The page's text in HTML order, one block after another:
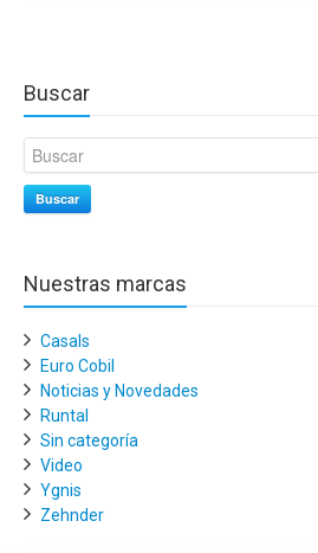
Buscar
Buscar
Nuestras marcas
Casals
Euro Cobil
Noticias y Novedades
Runtal
Sin categoría
Video
Ygnis
Zehnder